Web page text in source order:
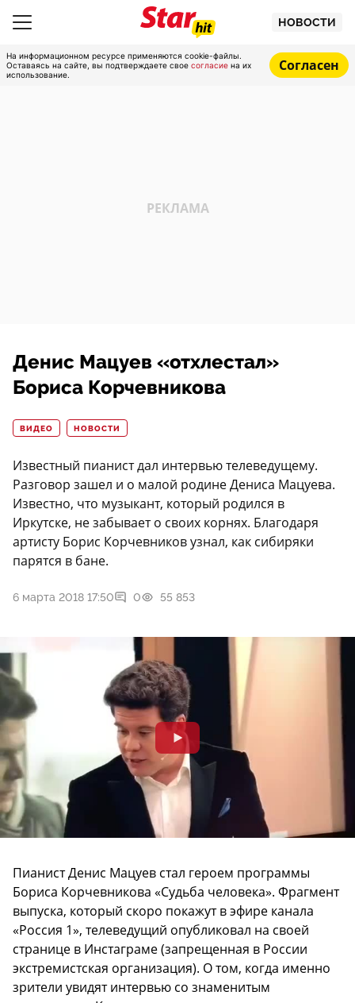
НОВОСТИ
На информационном ресурсе применяются cookie-файлы.
Оставаясь на сайте, вы подтверждаете свое согласие на их
использование.
Согласен
Денис Мацуев «отхлестал»
Бориса Корчевникова
ВИДЕО НОВОСТИ
Известный пианист дал интервью телеведущему.
Разговор зашел и о малой родине Дениса Мацуева.
Известно, что музыкант, который родился в
Иркутске, не забывает о своих корнях. Благодаря
артисту Борис Корчевников узнал, как сибиряки
парятся в бане.
6 марта 2018 17:50 0 55 853
Пианист Денис Мацуев стал героем программы
Бориса Корчевникова «Судьба человека». Фрагмент
выпуска, который скоро покажут в эфире канала
«Россия 1», телеведущий опубликовал на своей
странице в Инстаграме (запрещенная в России
экстремистская организация). О том, когда именно
зрители увидят интервью со знаменитым